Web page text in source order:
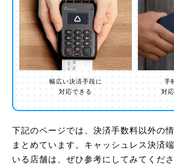
幅広い決済手段に
対応できる
手
対
下記のページでは、決済手数料以外の
まとめています。キャッシュレス決済
いる店舗は、ぜひ参考にしてみてくださ